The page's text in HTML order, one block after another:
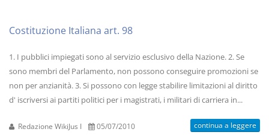
Costituzione Italiana art. 98
1. I pubblici impiegati sono al servizio esclusivo della Nazione. 2. Se
sono membri del Parlamento, non possono conseguire promozioni se
non per anzianità. 3. Si possono con legge stabilire limitazioni al diritto
d' iscriversi ai partiti politici per i magistrati, i militari di carriera in...
Redazione WikiJus I 05/07/2010 continua a leggere